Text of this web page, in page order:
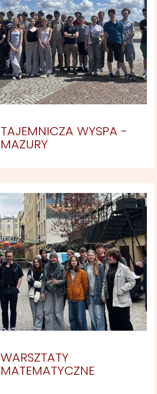
TAJEMNICZA WYSPA -
MAZURY
WARSZTATY
MATEMATYCZNE